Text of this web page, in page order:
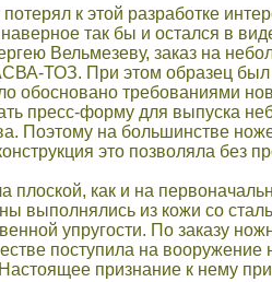
к этой разработке
так бы и остался в
Вельмезеву, заказ на
ТОЗ. При этом образец был
обосновано требованиями
пресс-форму для выпуска
Поэтому на большинстве
это позволяла без
как и на
выполнялись из кожи со
упругости. По заказу
поступила на
признание к нему